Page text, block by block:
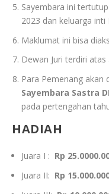
Sayembara ini
2023 dan keluarga inti
Maklumat ini bisa
Dewan Juri terdiri
Para Pemenang akan
Sayembara Sastra
pada pertengahan
HADIAH
Juara I : Rp
Juara II: Rp